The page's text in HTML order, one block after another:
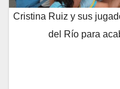
Cristina Ruiz y sus
del Río para